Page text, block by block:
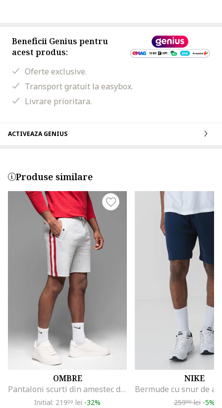
Beneficii Genius pentru
acest produs:
Oferte exclusive.
Transport gratuit la easybox.
Livrare prioritara.
ACTIVEAZA GENIUS
Produse similare
OMBRE
Pantaloni scurti din amestec de bumbac cu buzunare oblice, Rosu/Gri deschis melange
Initial: 21999 lei -32%
NIKE
25999lei -5%